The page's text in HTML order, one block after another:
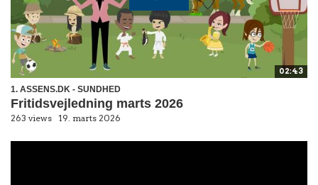
02:43
1. ASSENS.DK - SUNDHED
Fritidsvejledning marts 2026
263 views 19. marts 2026